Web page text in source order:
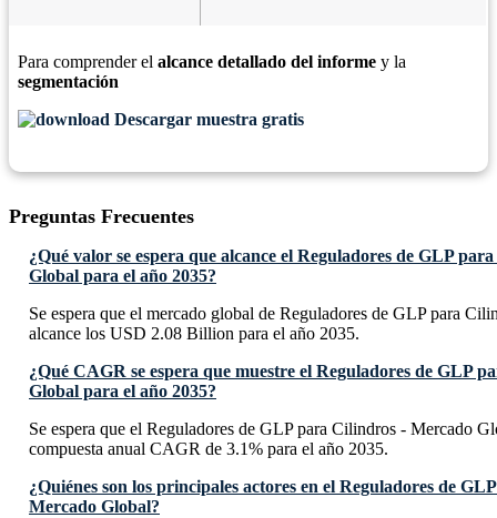
Para comprender el alcance detallado del informe y la
segmentación
Descargar muestra gratis
Preguntas Frecuentes
¿Qué valor se espera que alcance el Reguladores de GLP
Global para el año 2035?
Se espera que el mercado global de Reguladores de GLP para
alcance los USD 2.08 Billion para el año 2035.
¿Qué CAGR se espera que muestre el Reguladores de GLP
Global para el año 2035?
Se espera que el Reguladores de GLP para Cilindros - Mercado
compuesta anual CAGR de 3.1% para el año 2035.
¿Quiénes son los principales actores en el Reguladores de
Mercado Global?